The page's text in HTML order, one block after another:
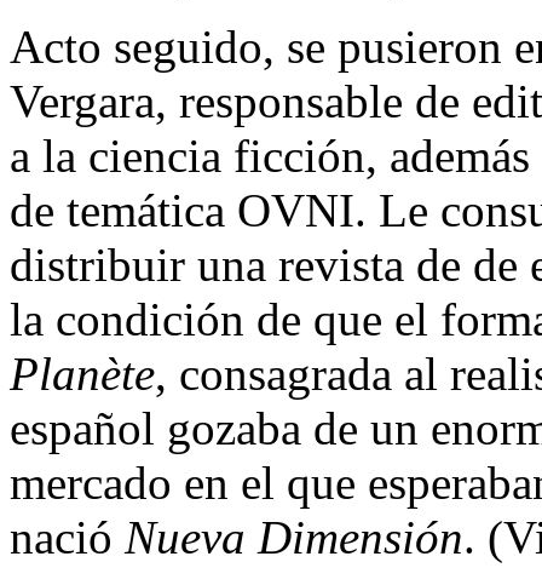
Acto seguido, se pusieron
Vergara, responsable de
a la ciencia ficción,
de temática OVNI. Le
distribuir una revista de de
la condición de que el
Planète, consagrada al
español gozaba de un
mercado en el que
nació Nueva Dimensión.